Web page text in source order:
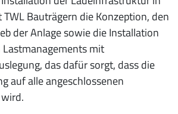
Bauträgern die Konzeption, den
der Anlage sowie die Installation
mit
das dafür sorgt, dass die
auf alle angeschlossenen